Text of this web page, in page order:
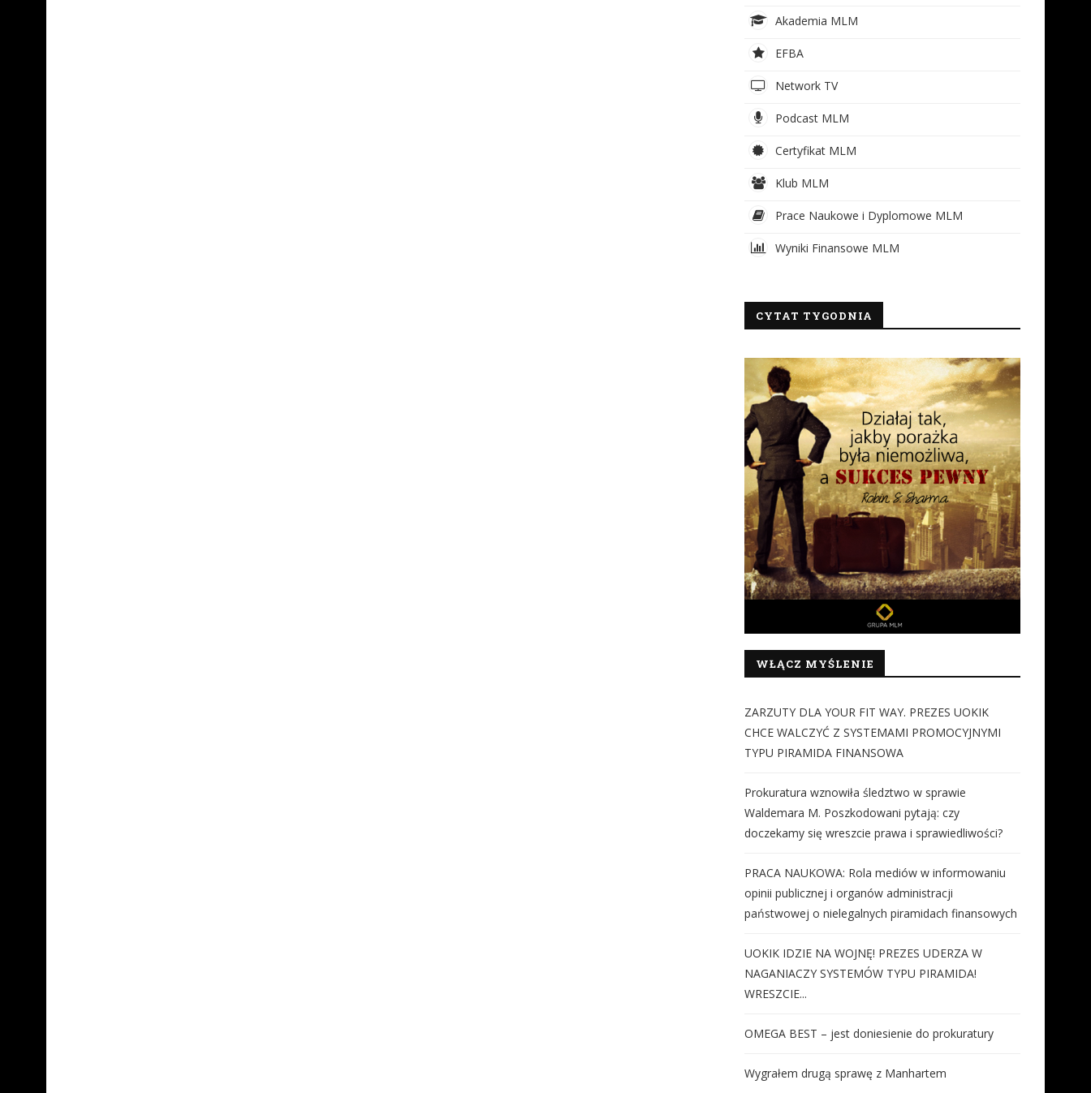
Akademia MLM
EFBA
Network TV
Podcast MLM
Certyfikat MLM
Klub MLM
Prace Naukowe i Dyplomowe MLM
Wyniki Finansowe MLM
CYTAT TYGODNIA
WŁĄCZ MYŚLENIE
ZARZUTY DLA YOUR FIT WAY. PREZES UOKIK
CHCE WALCZYĆ Z SYSTEMAMI PROMOCYJNYMI
TYPU PIRAMIDA FINANSOWA
Prokuratura wznowiła śledztwo w sprawie
Waldemara M. Poszkodowani pytają: czy
doczekamy się wreszcie prawa i sprawiedliwości?
PRACA NAUKOWA: Rola mediów w informowaniu
opinii publicznej i organów administracji
państwowej o nielegalnych piramidach finansowych
UOKIK IDZIE NA WOJNĘ! PREZES UDERZA W
NAGANIACZY SYSTEMÓW TYPU PIRAMIDA!
WRESZCIE...
OMEGA BEST – jest doniesienie do prokuratury
Wygrałem drugą sprawę z Manhartem